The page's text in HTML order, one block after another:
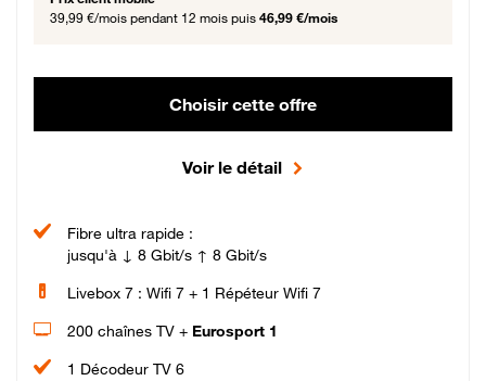
39,99 €/mois pendant 12 mois puis 46,99 €/mois
Choisir cette offre
Voir le détail
Fibre ultra rapide :
jusqu'à ↓ 8 Gbit/s ↑ 8 Gbit/s
Livebox 7 : Wifi 7 + 1 Répéteur Wifi 7
200 chaînes TV + Eurosport 1
1 Décodeur TV 6